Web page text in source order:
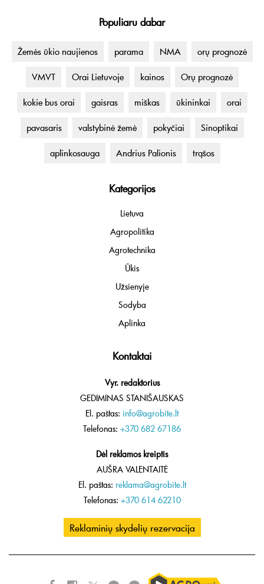
Populiaru dabar
Žemės ūkio naujienos parama NMA orų prognozė
VMVT Orai Lietuvoje kainos Orų prognozė
kokie bus orai gaisras miškas ūkininkai orai
pavasaris valstybinė žemė pokyčiai Sinoptikai
aplinkosauga Andrius Palionis trąšos
Kategorijos
Lietuva
Agropolitika
Agrotechnika
Ūkis
Užsienyje
Sodyba
Aplinka
Kontaktai
Vyr. redaktorius
GEDIMINAS STANIŠAUSKAS
El. paštas: info@agrobite.lt
Telefonas: +370 682 67186
Dėl reklamos kreiptis
AUŠRA VALENTAITĖ
El. paštas: reklama@agrobite.lt
Telefonas: +370 614 62210
Reklaminių skydelių rezervacija